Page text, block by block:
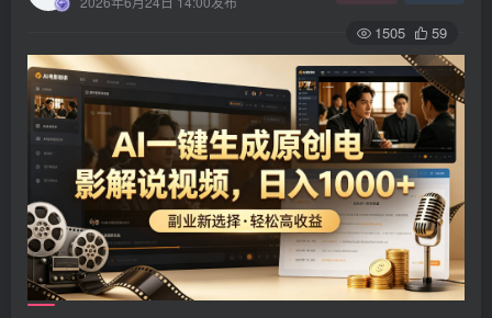
1505 59